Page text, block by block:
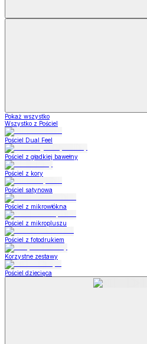
Pokaż wszystko
Wszystko z Pościel
Pościel Dual Feel
Pościel z gładkiej bawełny
Pościel z kory
Pościel satynowa
Pościel z mikrowłókna
Pościel z mikropluszu
Pościel z fotodrukiem
Korzystne zestawy
Pościel dziecięca